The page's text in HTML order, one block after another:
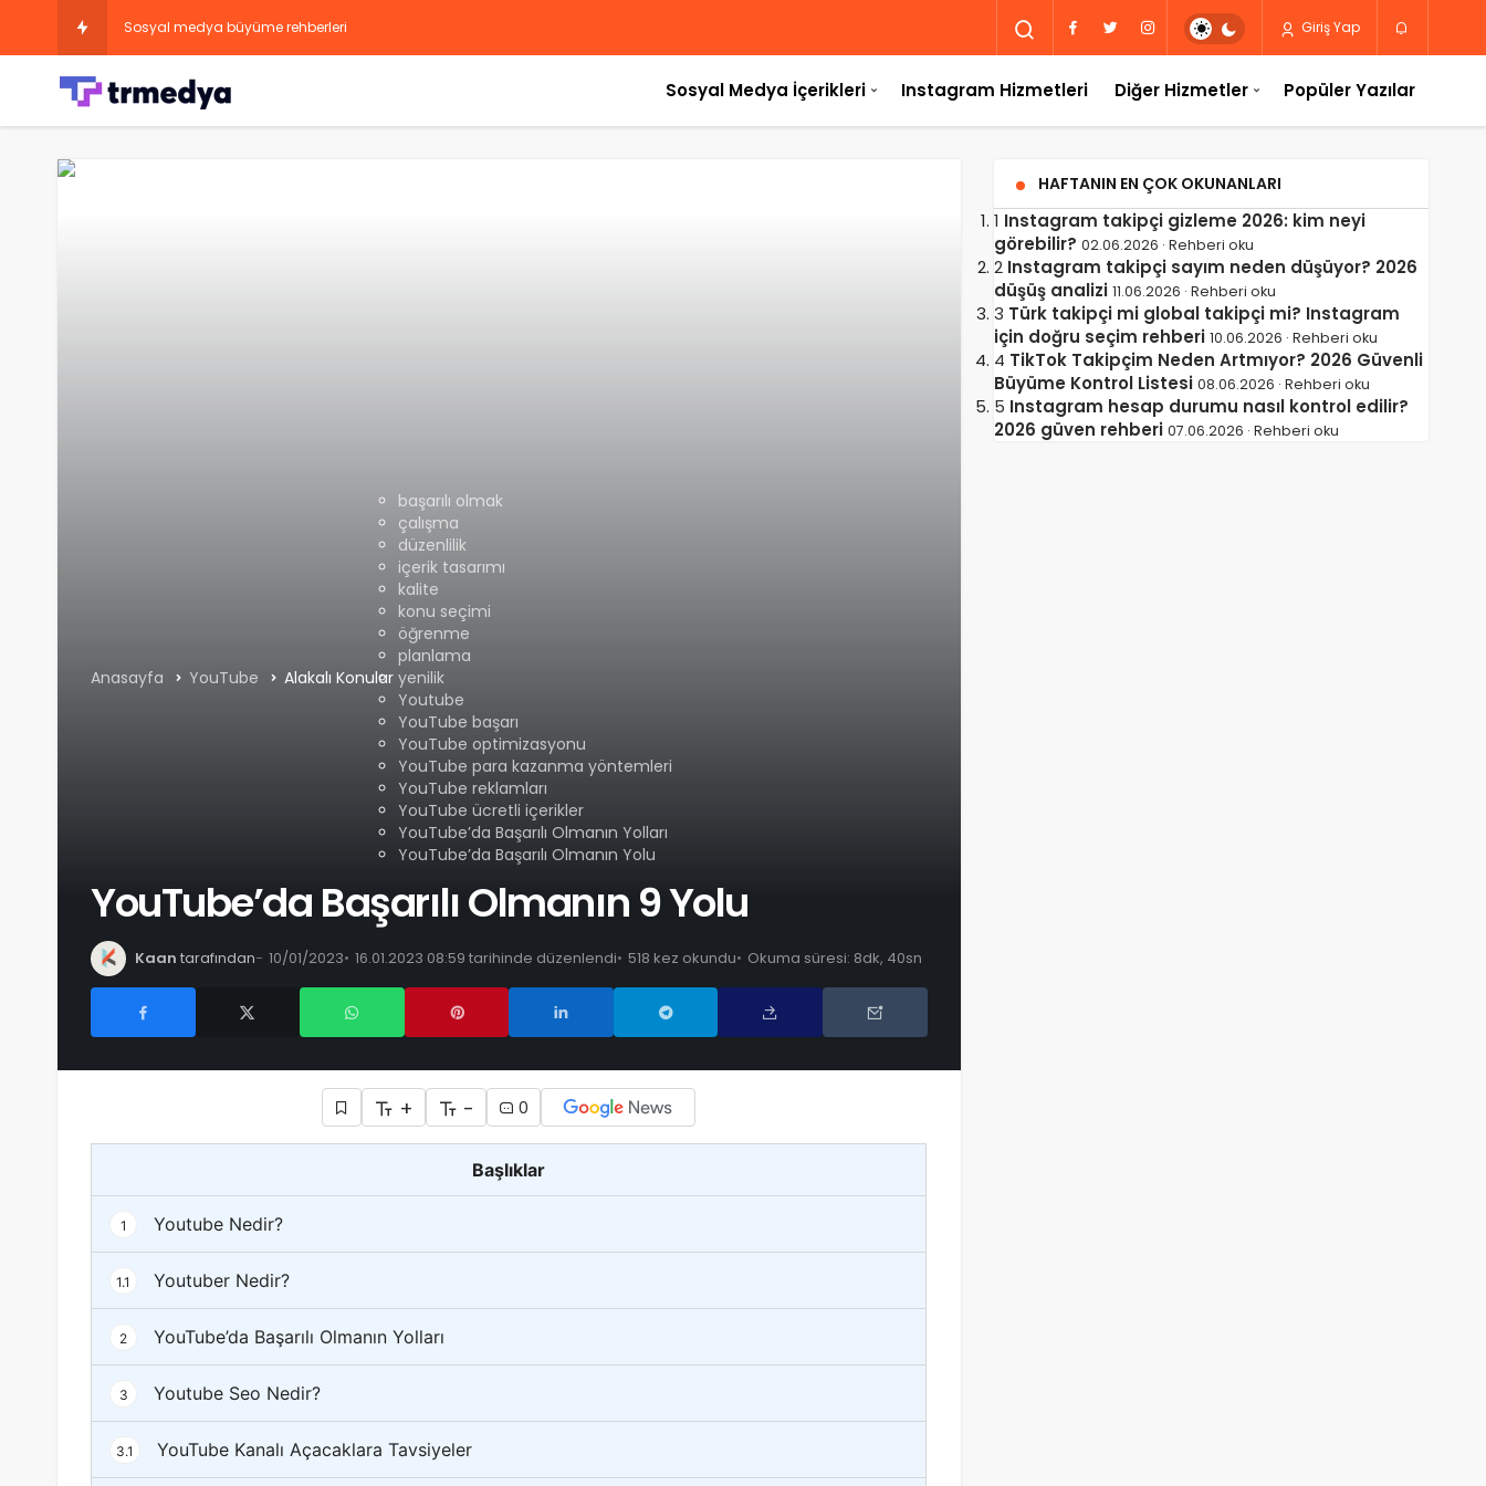
Sosyal medya büyüme rehberleri Giriş Yap
Sosyal Medya İçerikleri Instagram Hizmetleri Diğer Hizmetler Popüler Yazılar
Anasayfa YouTube Alakalı Konular
başarılı olmak
çalışma
düzenlilik
içerik tasarımı
kalite
konu seçimi
öğrenme
planlama
yenilik
Youtube
YouTube başarı
YouTube optimizasyonu
YouTube para kazanma yöntemleri
YouTube reklamları
YouTube ücretli içerikler
YouTube’da Başarılı Olmanın Yolları
YouTube’da Başarılı Olmanın Yolu
YouTube’da Başarılı Olmanın 9 Yolu
Kaan tarafından 10/01/2023 16.01.2023 08:59 tarihinde düzenlendi 518 kez okundu Okuma süresi: 8dk, 40sn
+ - 0
Başlıklar
1 Youtube Nedir?
1.1 Youtuber Nedir?
2 YouTube’da Başarılı Olmanın Yolları
3 Youtube Seo Nedir?
3.1 YouTube Kanalı Açacaklara Tavsiyeler
HAFTANIN EN ÇOK OKUNANLARI
1 Instagram takipçi gizleme 2026: kim neyi
görebilir? 02.06.2026 · Rehberi oku
2 Instagram takipçi sayım neden düşüyor? 2026
düşüş analizi 11.06.2026 · Rehberi oku
3 Türk takipçi mi global takipçi mi? Instagram
için doğru seçim rehberi 10.06.2026 · Rehberi oku
4 TikTok Takipçim Neden Artmıyor? 2026 Güvenli
Büyüme Kontrol Listesi 08.06.2026 · Rehberi oku
5 Instagram hesap durumu nasıl kontrol edilir?
2026 güven rehberi 07.06.2026 · Rehberi oku